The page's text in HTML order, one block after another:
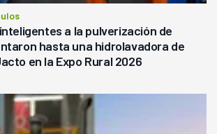
a la pulverización de
hasta una hidrolavadora de
en la Expo Rural 2026